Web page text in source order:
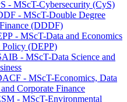
- MScT-Cybersecurity (CyS)
- MScT-Double Degree
(DDDF)
- MScT-Data and Economics
(DEPP)
- MScT-Data Science and
- MScT-Economics, Data
Corporate Finance
- MScT-Environmental